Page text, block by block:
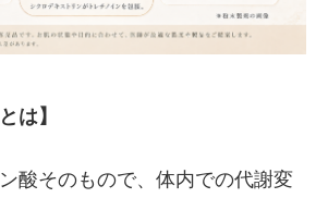
は】
酸そのもので、体内での代謝変